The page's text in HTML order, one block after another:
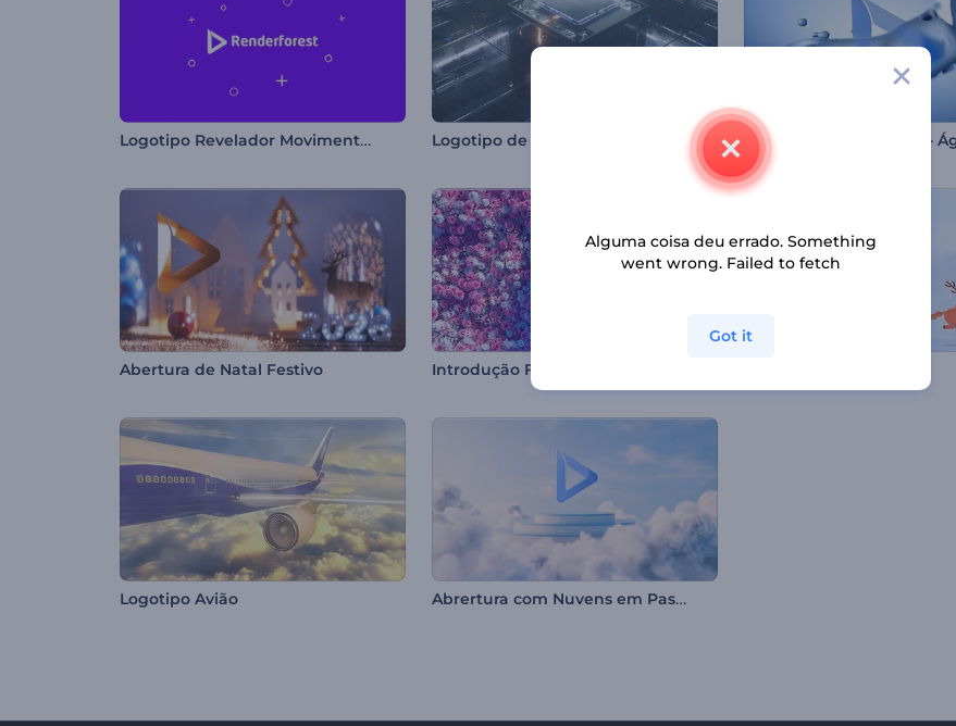
Logotipo Revelador Movimento Simples Logotipo de Ativação Técnica
Abertura de Natal Festivo
Logotipo Avião Abrertura com Nuvens em Pastel
Alguma coisa deu errado. Something
went wrong. Failed to fetch
Got it